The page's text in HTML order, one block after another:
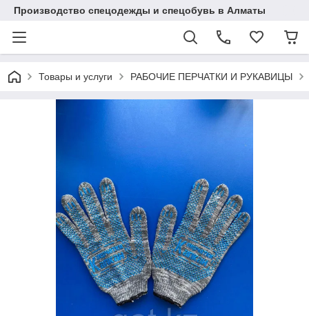
Производство спецодежды и спецобувь в Алматы
Товары и услуги РАБОЧИЕ ПЕРЧАТКИ И РУКАВИЦЫ